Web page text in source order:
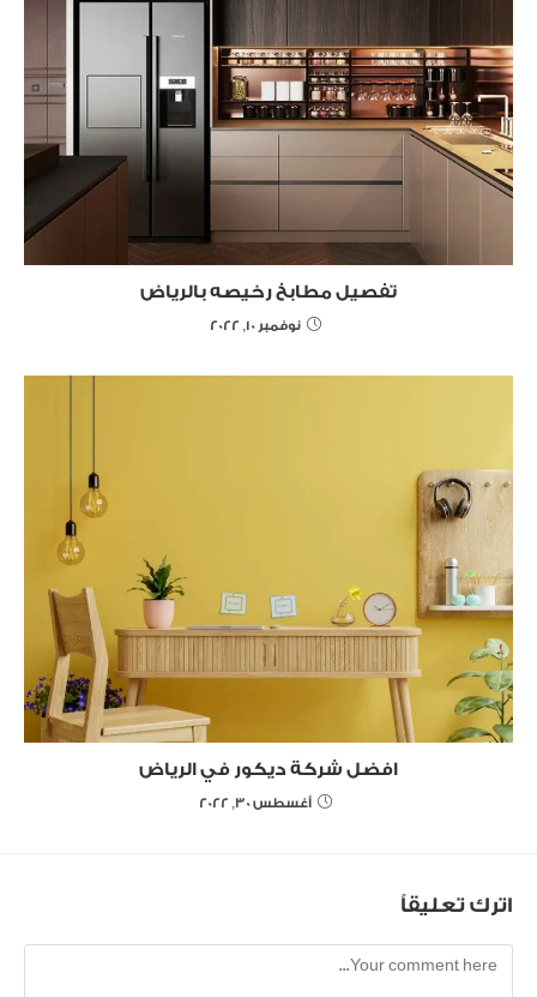
تفصيل مطابخ رخيصه بالرياض
نوفمبر 10, 2022
افضل شركة ديكور في الرياض
أغسطس 30, 2022
اترك تعليقاً